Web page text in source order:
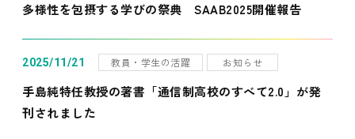
多様性を包摂する学びの祭典 SAAB2025開催報告
2025/11/21 教員・学生の活躍 お知らせ
手島純特任教授の著書「通信制高校のすべて2.0」が発
刊されました